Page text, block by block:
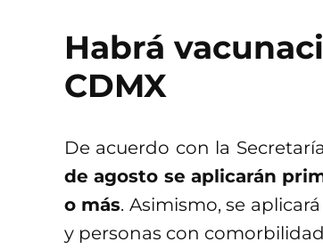
Habrá
CDMX
De acuerdo con la
de agosto se aplicarán
o más. Asimismo, se
y personas con